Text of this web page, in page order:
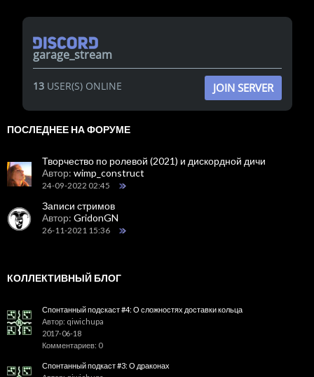
garage_stream
13USER(S) ONLINE JOIN SERVER
ПОСЛЕДНЕЕ НА ФОРУМЕ
Творчество по ролевой (2021) и дискордной дичи
Автор: wimp_construct
24-09-2022 02:45
Записи стримов
Автор: GridonGN
26-11-2021 15:36
КОЛЛЕКТИВНЫЙ БЛОГ
Спонтанный подскаст #4: О сложностях доставки кольца
Автор: qiwichupa
2017-06-18
Комментариев: 0
Спонтанный подкаст #3: О драконах